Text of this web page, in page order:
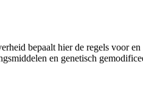
bepaalt hier de regels voor
en genetisch